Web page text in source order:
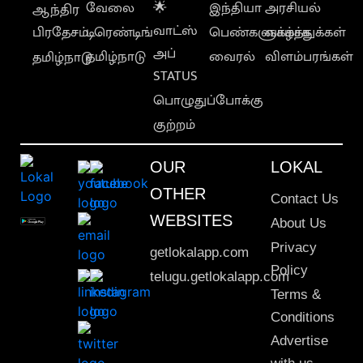
ஆந்திர
பிரதேசம்
தமிழ்நாடு
வேலை
டிரெண்டிங்
தமிழ்நாடு
🌟
வாட்ஸ்
அப்
STATUS
பொழுதுப்போக்கு
குற்றம்
இந்தியா
பெண்களுக்காக
வைரல்
அரசியல்
வாழ்த்துக்கள்
விளம்பரங்கள்
OUR
OTHER
WEBSITES
getlokalapp.com
telugu.getlokalapp.com
LOKAL
Contact Us
About Us
Privacy
Policy
Terms &
Conditions
Advertise